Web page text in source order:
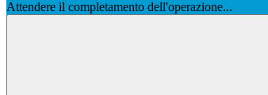
Attendere il completamento dell'operazione...